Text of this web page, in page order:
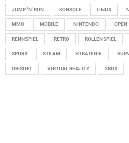
JUMP 'N' RUN KONSOLE LINUX
MMO MOBILE NINTENDO
RENNSPIEL RETRO ROLLENSPIEL
SPORT STEAM STRATEGIE
UBISOFT VIRTUAL REALITY XBOX